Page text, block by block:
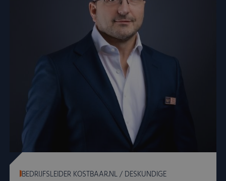
BEDRIJFSLEIDER KOSTBAAR.NL / DESKUNDIGE